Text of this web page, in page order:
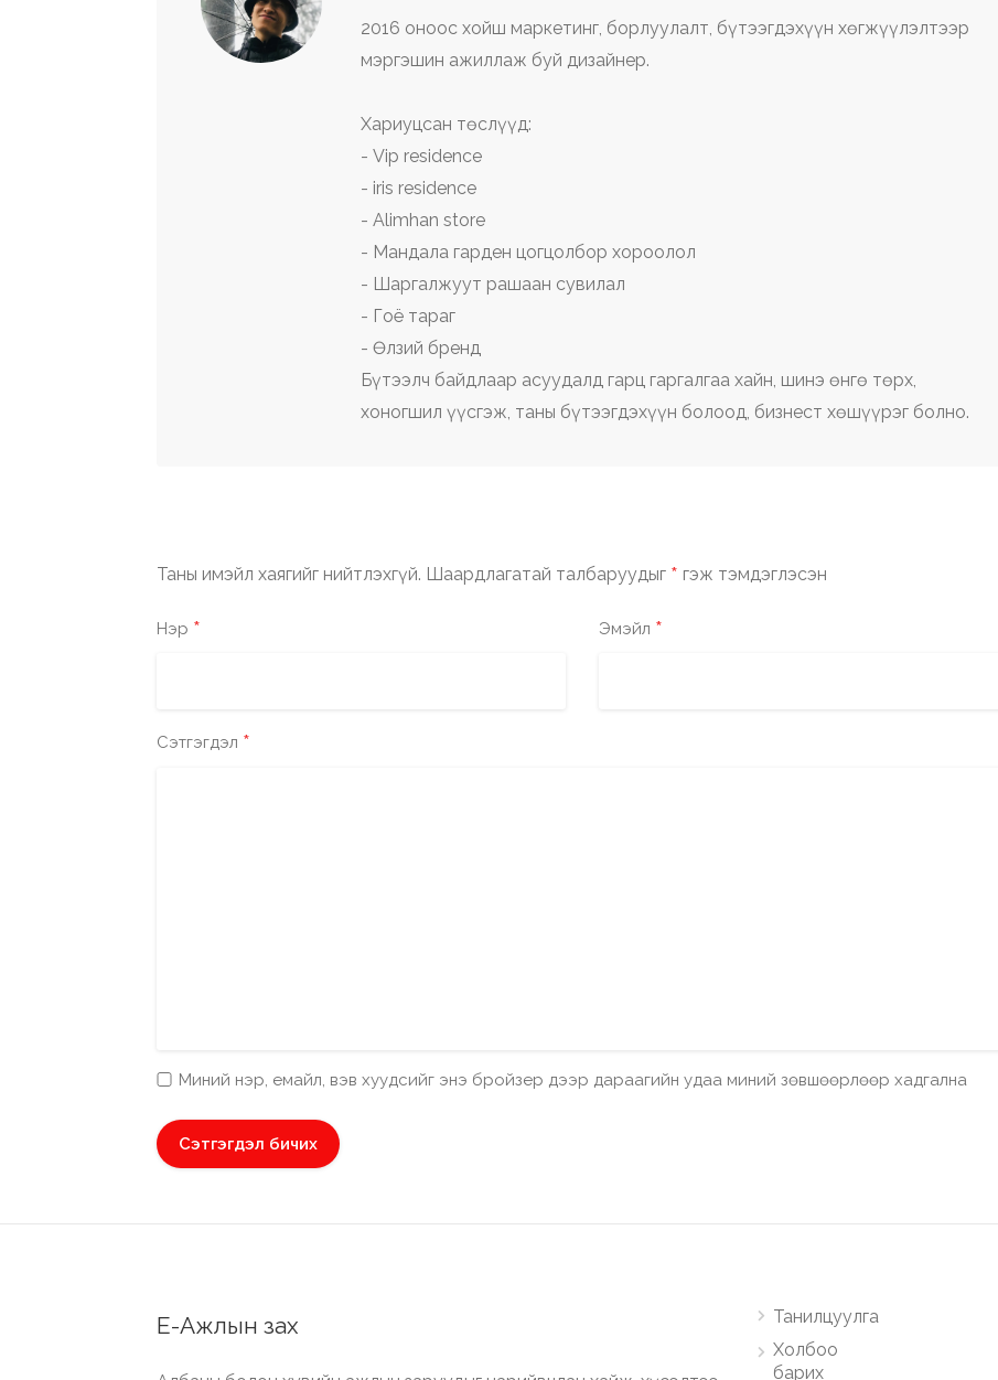
2016 оноос хойш маркетинг, борлуулалт, бүтээгдэхүүн хөгжүүлэлтээр
мэргэшин ажиллаж буй дизайнер.
Хариуцсан төслүүд:
- Vip residence
- iris residence
- Alimhan store
- Мандала гарден цогцолбор хороолол
- Шаргалжуут рашаан сувилал
- Гоё тараг
- Өлзий бренд
Бүтээлч байдлаар асуудалд гарц гаргалгаа хайн, шинэ өнгө төрх,
хоногшил үүсгэж, таны бүтээгдэхүүн болоод, бизнест хөшүүрэг болно.
Таны имэйл хаягийг нийтлэхгүй. Шаардлагатай талбаруудыг * гэж тэмдэглэсэн
Нэр * Эмэйл *
Сэтгэгдэл *
Миний нэр, емайл, вэв хуудсийг энэ бройзер дээр дараагийн удаа миний зөвшөөрлөөр хадгална
Е-Ажлын зах
Танилцуулга
Холбоо
барих